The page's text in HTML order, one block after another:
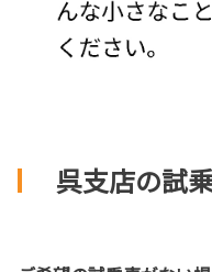
呉支店の試